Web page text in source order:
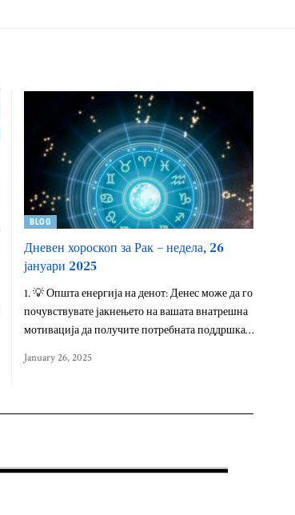
BLOG
Дневен хороскоп за Рак – недела, 26
јануари 2025
1. 💡 Општа енергија на денот: Денес може да го
почувствувате јакнењето на вашата внатрешна
мотивација да получите потребната поддршка…
January 26, 2025